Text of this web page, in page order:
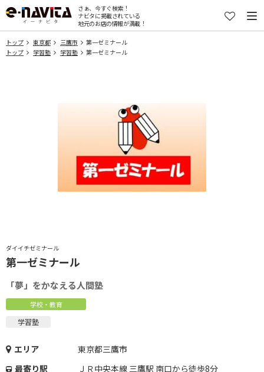
さぁ、今すぐ検索！
ナビタに掲載されている
地元のお店の情報が満載！
トップ 東京都 三鷹市
第一ゼミナール
トップ
学習塾 学習塾 第一ゼミナール
ダイイチゼミナール
第一ゼミナール
「夢」をかなえる人間塾
学校・教育
学習塾
エリア
東京都三鷹市
最寄り駅
ＪＲ中央本線 三鷹駅 南口から徒歩8分